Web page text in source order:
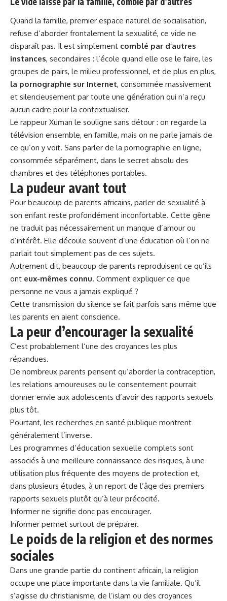
Quand la famille, premier espace naturel de socialisation,
refuse d’aborder frontalement la sexualité, ce vide ne
disparaît pas. Il est simplement comblé par d’autres
instances, secondaires : l’école quand elle ose le faire, les
groupes de pairs, le milieu professionnel, et de plus en plus,
la pornographie sur Internet, consommée massivement
et silencieusement par toute une génération qui n’a reçu
aucun cadre pour la contextualiser.
Le rappeur Xuman le souligne sans détour : on regarde la
télévision ensemble, en famille, mais on ne parle jamais de
ce qu’on y voit. Sans parler de la pornographie en ligne,
consommée séparément, dans le secret absolu des
chambres et des téléphones portables.
La pudeur avant tout
Pour beaucoup de parents africains, parler de sexualité à
son enfant reste profondément inconfortable. Cette gêne
ne traduit pas nécessairement un manque d’amour ou
d’intérêt. Elle découle souvent d’une éducation où l’on ne
parlait tout simplement pas de ces sujets.
Autrement dit, beaucoup de parents reproduisent ce qu’ils
ont eux-mêmes connu. Comment expliquer ce que
personne ne vous a jamais expliqué ?
Cette transmission du silence se fait parfois sans même que
les parents en aient conscience.
La peur d’encourager la sexualité
C’est probablement l’une des croyances les plus
répandues.
De nombreux parents pensent qu’aborder la contraception,
les relations amoureuses ou le consentement pourrait
donner envie aux adolescents d’avoir des rapports sexuels
plus tôt.
Pourtant, les recherches en santé publique montrent
généralement l’inverse.
Les programmes d’éducation sexuelle complets sont
associés à une meilleure connaissance des risques, à une
utilisation plus fréquente des moyens de protection et,
dans plusieurs études, à un report de l’âge des premiers
rapports sexuels plutôt qu’à leur précocité.
Informer ne signifie donc pas encourager.
Informer permet surtout de préparer.
Le poids de la religion et des normes
sociales
Dans une grande partie du continent africain, la religion
occupe une place importante dans la vie familiale. Qu’il
s’agisse du christianisme, de l’islam ou des croyances